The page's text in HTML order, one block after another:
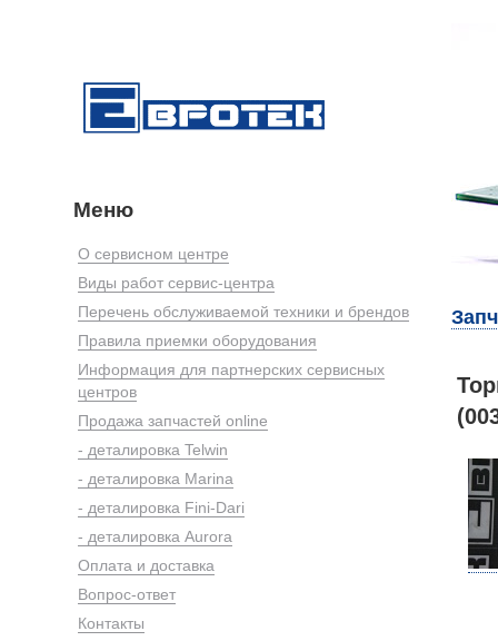
Меню
О сервисном центре
Виды работ сервис-центра
Перечень обслуживаемой техники и брендов
Правила приемки оборудования
Информация для партнерских сервисных
центров
Продажа запчастей online
- деталировка Telwin
- деталировка Marina
- деталировка Fini-Dari
- деталировка Aurora
Оплата и доставка
Вопрос-ответ
Контакты